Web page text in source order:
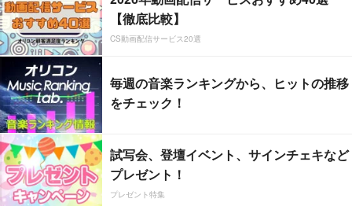
【徹底比較】
CS動画配信サービス20選
毎週の音楽ランキングから、ヒットの推移
をチェック！
試写会、登壇イベント、サインチェキなど
プレゼント！
プレゼント特集